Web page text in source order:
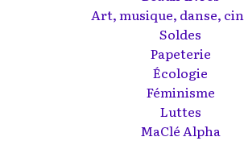
Art, musique, danse,
Soldes
Papeterie
Écologie
Féminisme
Luttes
MaClé Alpha